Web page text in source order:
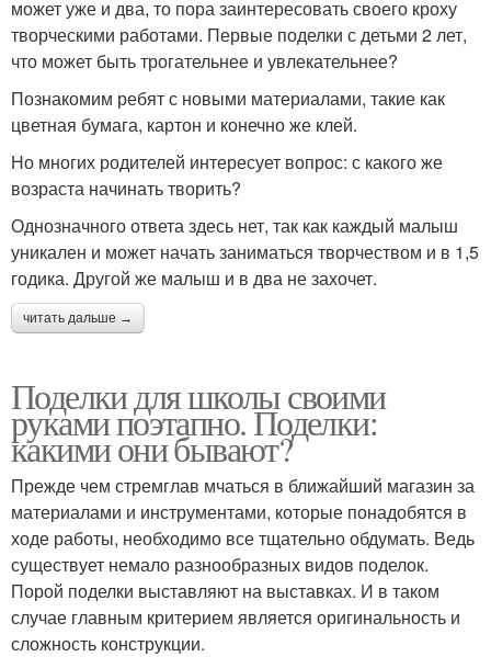
может уже и два, то пора заинтересовать своего кроху
творческими работами. Первые поделки с детьми 2 лет,
что может быть трогательнее и увлекательнее?
Познакомим ребят с новыми материалами, такие как
цветная бумага, картон и конечно же клей.
Но многих родителей интересует вопрос: с какого же
возраста начинать творить?
Однозначного ответа здесь нет, так как каждый малыш
уникален и может начать заниматься творчеством и в 1,5
годика. Другой же малыш и в два не захочет.
читать дальше →
Поделки для школы своими
руками поэтапно. Поделки:
какими они бывают?
Прежде чем стремглав мчаться в ближайший магазин за
материалами и инструментами, которые понадобятся в
ходе работы, необходимо все тщательно обдумать. Ведь
существует немало разнообразных видов поделок.
Порой поделки выставляют на выставках. И в таком
случае главным критерием является оригинальность и
сложность конструкции.